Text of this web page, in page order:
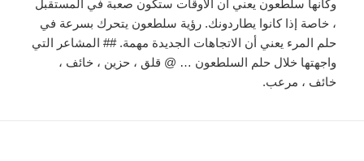
وكأنها سلطعون يعني أن الأوقات ستكون صعبة في المستقبل
، خاصة إذا كانوا يطاردونك. رؤية سلطعون يتحرك بسرعة في
حلم المرء يعني أن الاتجاهات الجديدة مهمة. ## المشاعر التي
واجهتها خلال حلم السلطعون … @ قلق ، حزين ، خائف ،
خائف ، مرعب.